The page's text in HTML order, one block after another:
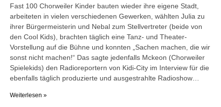
Fast 100 Chorweiler Kinder bauten wieder ihre eigene Stadt,
arbeiteten in vielen verschiedenen Gewerken, wählten Julia zu
ihrer Bürgermeisterin und Nebal zum Stellvertreter (beide von
den Cool Kids), brachten täglich eine Tanz- und Theater-
Vorstellung auf die Bühne und konnten „Sachen machen, die wir
sonst nicht machen!“ Das sagte jedenfalls Mckeon (Chorweiler
Spielekids) den Radioreportern von Kidi-City im Interview für die
ebenfalls täglich produzierte und ausgestrahlte Radioshow…
Weiterlesen »